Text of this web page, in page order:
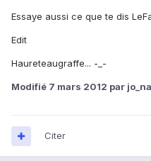
Essaye aussi ce que te dis
Edit
Haureteaugraffe... -_-
Modifié 7 mars 2012 par
Citer